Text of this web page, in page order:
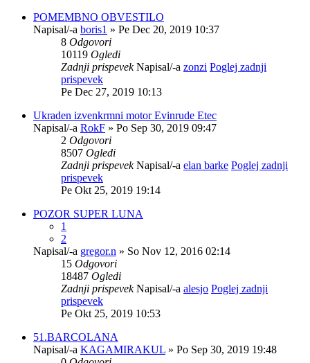
POMEMBNO OBVESTILO
Napisal/-a boris1 » Pe Dec 20, 2019 10:37
8 Odgovori
10119 Ogledi
Zadnji prispevekNapisal/-a zonzi Poglej zadnji
prispevek
Pe Dec 27, 2019 10:13
Ukraden izvenkrmni motor Evinrude Etec
Napisal/-a RokF » Po Sep 30, 2019 09:47
2 Odgovori
8507 Ogledi
Zadnji prispevekNapisal/-a elan barke Poglej zadnji
prispevek
Pe Okt 25, 2019 19:14
POZOR SUPER LUNA
1
2
Napisal/-a gregor.n » So Nov 12, 2016 02:14
15 Odgovori
18487 Ogledi
Zadnji prispevekNapisal/-a alesjo Poglej zadnji
prispevek
Pe Okt 25, 2019 10:53
51.BARCOLANA
Napisal/-a KAGAMIRAKUL » Po Sep 30, 2019 19:48